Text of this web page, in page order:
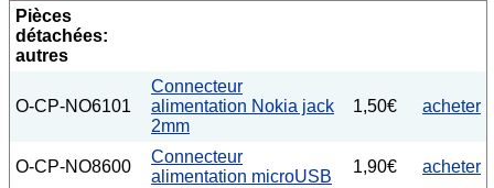
Pièces
détachées:
autres
O-CP-NO6101
Connecteur
alimentation Nokia jack
2mm
1,50€ acheter
O-CP-NO8600
Connecteur
alimentation microUSB
1,90€ acheter